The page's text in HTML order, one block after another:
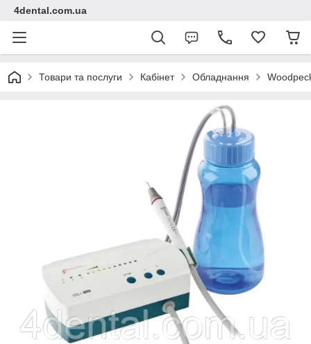
4dental.com.ua
Товари та послуги Кабінет Обладнання